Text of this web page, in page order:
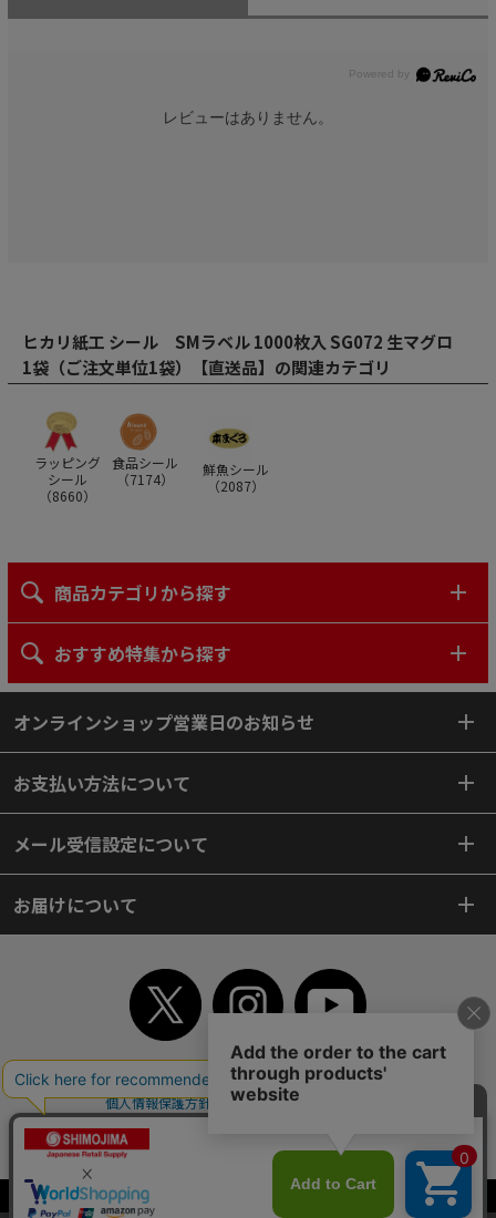
当サイトはクッキー（Cookie）を使用しています。Cookieの使用に同意いた
レビューはありません。
ヒカリ紙工 シール SMラベル 1000枚入 SG072 生マグロ
1袋（ご注文単位1袋）【直送品】の関連カテゴリ
ラッピング
シール
（8660）
食品シール
（7174）
鮮魚シール
（2087）
商品カテゴリから探す
おすすめ特集から探す
オンラインショップ営業日のお知らせ
お支払い方法について
メール受信設定について
お届けについて
TOP 初めてご利用のお客様へ ご利用案内
ご利用規約
個人情報保護方針
特定商取引法
よくあるご質問
サイトマップ
WEBカタログ 英語版TOP
Copyright© 2018 SHIMOJIMA Co.,Ltd. All Rights Reserved.